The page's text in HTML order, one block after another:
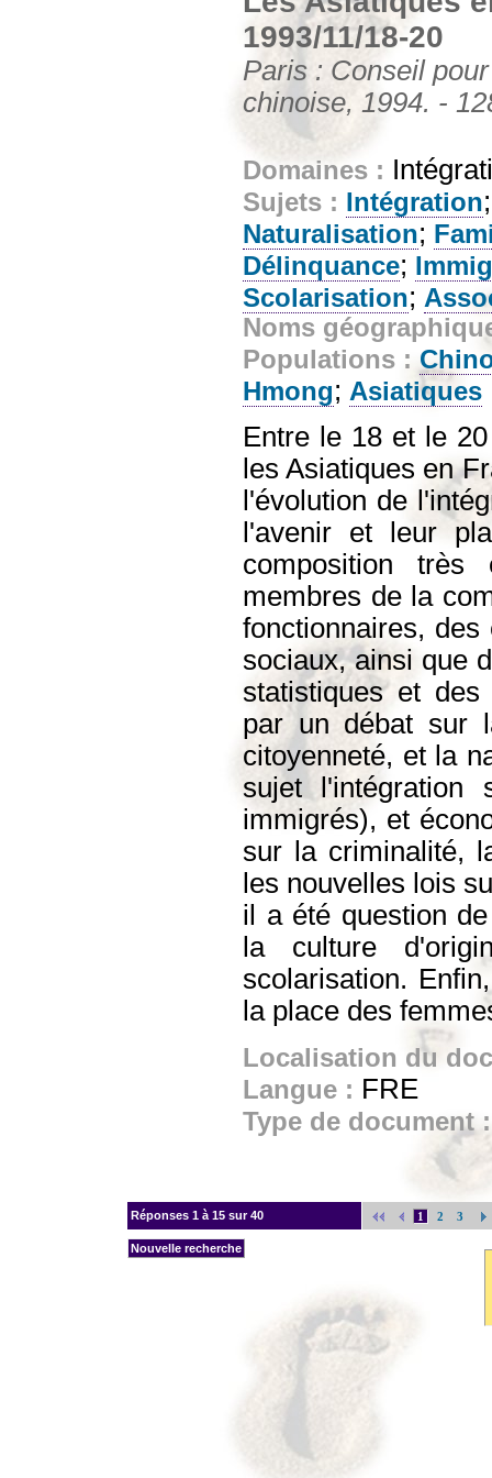
1993/11/18-20
Paris : Conseil
chinoise, 1994. -
Domaines :
Sujets : Intégration
Naturalisation;
Délinquance;
Scolarisation;
Noms
Populations :
Hmong; Asiatiques
Entre le 18 et le
les Asiatiques en
l'évolution de
l'avenir et leur
composition très
membres de la
fonctionnaires,
sociaux, ainsi que
statistiques et
par un débat sur
citoyenneté, et la
sujet l'intégration
immigrés), et
sur la criminalité,
les nouvelles lois
il a été question
la culture
scolarisation.
la place des
Localisation du
Langue : FRE
Type de document
Réponses 1 à 15 sur 40 1 2 3